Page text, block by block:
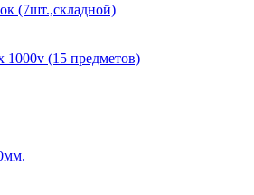
(7шт.,складной)
(15 предметов)